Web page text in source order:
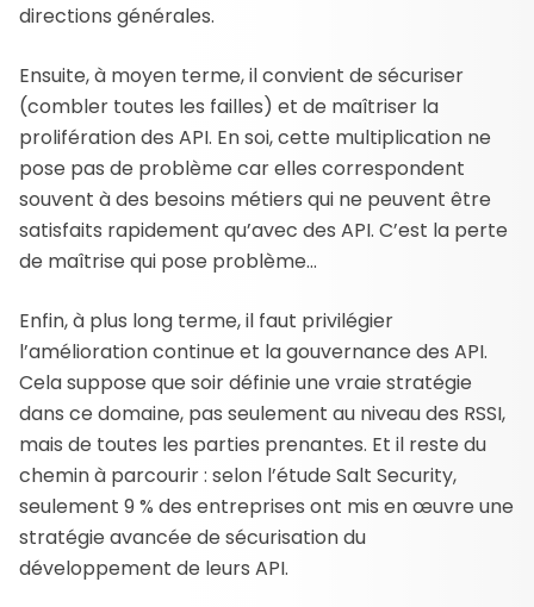
directions générales.
Ensuite, à moyen terme, il convient de sécuriser
(combler toutes les failles) et de maîtriser la
prolifération des API. En soi, cette multiplication ne
pose pas de problème car elles correspondent
souvent à des besoins métiers qui ne peuvent être
satisfaits rapidement qu’avec des API. C’est la perte
de maîtrise qui pose problème…
Enfin, à plus long terme, il faut privilégier
l’amélioration continue et la gouvernance des API.
Cela suppose que soir définie une vraie stratégie
dans ce domaine, pas seulement au niveau des RSSI,
mais de toutes les parties prenantes. Et il reste du
chemin à parcourir : selon l’étude Salt Security,
seulement 9 % des entreprises ont mis en œuvre une
stratégie avancée de sécurisation du
développement de leurs API.